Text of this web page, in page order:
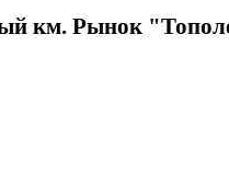
км. Рынок